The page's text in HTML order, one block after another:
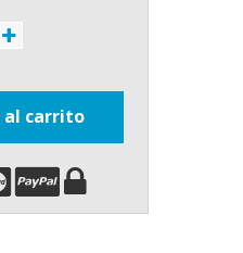
al carrito